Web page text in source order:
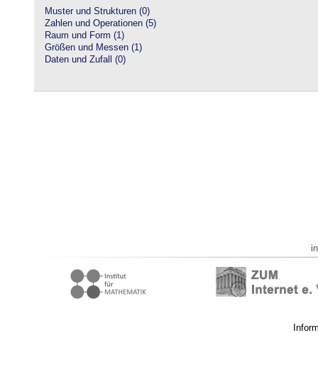
Muster und Strukturen (0)
Zahlen und Operationen (5)
Raum und Form (1)
Größen und Messen (1)
Daten und Zufall (0)